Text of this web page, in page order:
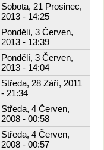
Sobota, 21 Prosinec,
2013 - 14:25
Pondělí, 3 Červen,
2013 - 13:39
Pondělí, 3 Červen,
2013 - 14:04
Středa, 28 Září, 2011
- 21:34
Středa, 4 Červen,
2008 - 00:58
Středa, 4 Červen,
2008 - 00:57